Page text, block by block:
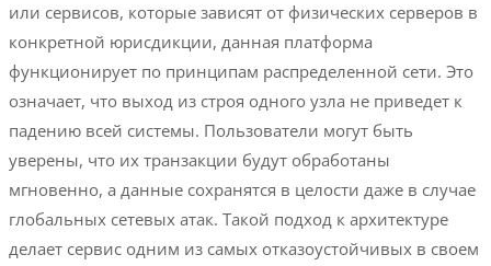
или сервисов, которые зависят от физических серверов в
конкретной юрисдикции, данная платформа
функционирует по принципам распределенной сети. Это
означает, что выход из строя одного узла не приведет к
падению всей системы. Пользователи могут быть
уверены, что их транзакции будут обработаны
мгновенно, а данные сохранятся в целости даже в случае
глобальных сетевых атак. Такой подход к архитектуре
делает сервис одним из самых отказоустойчивых в своем